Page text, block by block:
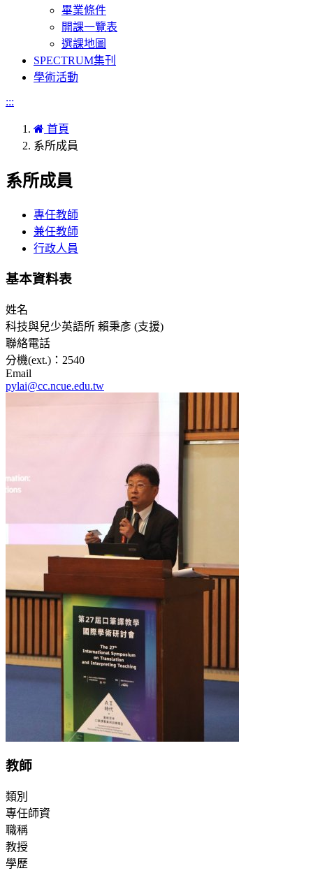
畢業條件
開課一覽表
選課地圖
SPECTRUM集刊
學術活動
:::
首頁
系所成員
系所成員
專任教師
兼任教師
行政人員
基本資料表
姓名
科技與兒少英語所 賴秉彥 (支援)
聯絡電話
分機(ext.)：2540
Email
pylai@cc.ncue.edu.tw
教師
類別
專任師資
職稱
教授
學歷